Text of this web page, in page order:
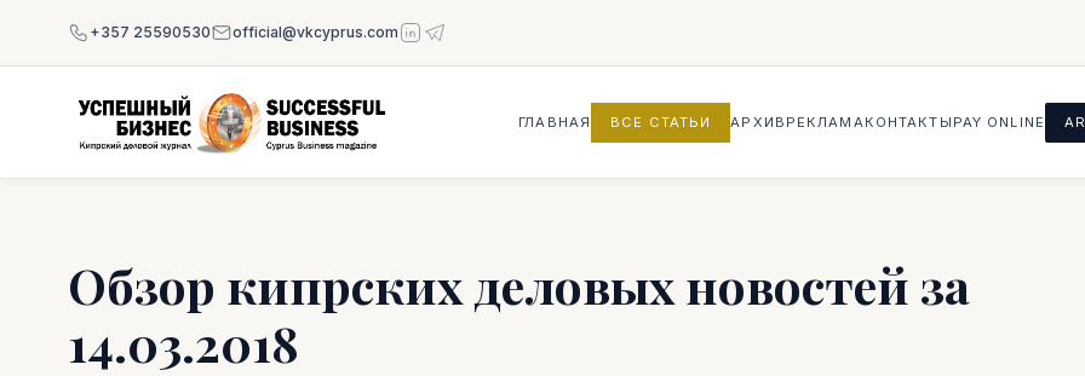
+357 25590530 official@vkcyprus.com
ГЛАВНАЯ ВСЕ СТАТЬИ АРХИВ РЕКЛАМА КОНТАКТЫ PAY ONLINE
Обзор кипрских деловых новостей за
14.03.2018